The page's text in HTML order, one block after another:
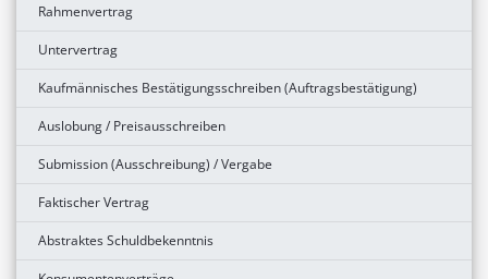
Rahmenvertrag
Untervertrag
Kaufmännisches Bestätigungsschreiben (Auftragsbestätigung)
Auslobung / Preisausschreiben
Submission (Ausschreibung) / Vergabe
Faktischer Vertrag
Abstraktes Schuldbekenntnis